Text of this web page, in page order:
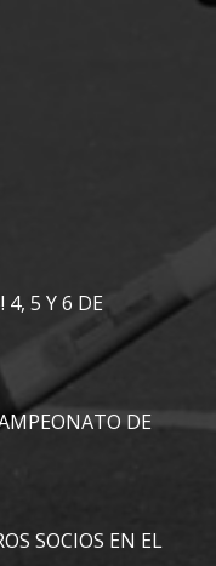
4, 5 Y 6 DE
DE
SOCIOS EN EL